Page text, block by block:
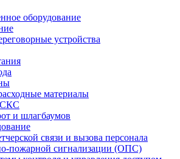
оборудование
устройства
материалы
СКС
и шлагбаумов
связи и вызова персонала
пожарной сигнализации (ОПС)